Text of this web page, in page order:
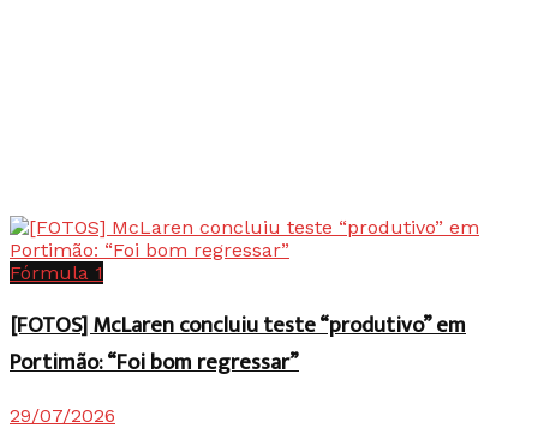
Fórmula 1
[FOTOS] McLaren concluiu teste “produtivo” em
Portimão: “Foi bom regressar”
29/07/2026